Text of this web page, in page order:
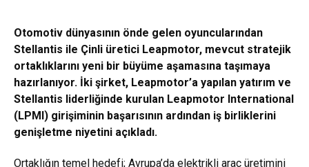
Otomotiv dünyasının önde gelen oyuncularından
Stellantis ile Çinli üretici Leapmotor, mevcut stratejik
ortaklıklarını yeni bir büyüme aşamasına taşımaya
hazırlanıyor. İki şirket, Leapmotor’a yapılan yatırım ve
Stellantis liderliğinde kurulan Leapmotor International
(LPMI) girişiminin başarısının ardından iş birliklerini
genişletme niyetini açıkladı.
Ortaklığın temel hedefi; Avrupa’da elektrikli araç üretimini